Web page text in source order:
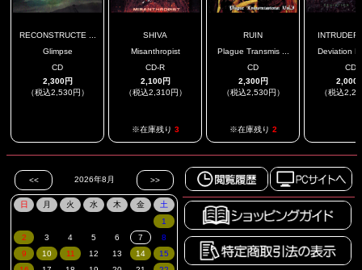
RECONSTRUCTE ...
Glimpse
CD
2,300円
（税込2,530円）
SHIVA
Misanthropist
CD-R
2,100円
（税込2,310円）
※在庫残り 3
RUIN
Plague Transmis ...
CD
2,300円
（税込2,530円）
※在庫残り 2
INTRUDER
Deviation
CD
2,000
（税込